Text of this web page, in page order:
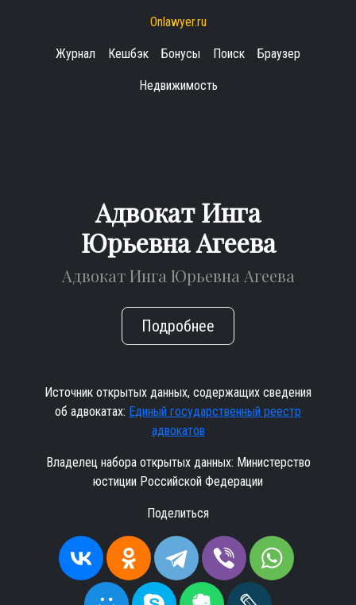
Onlawyer.ru
Журнал Кешбэк Бонусы Поиск Браузер
Недвижимость
Адвокат Инга
Юрьевна Агеева
Адвокат Инга Юрьевна Агеева
Подробнее
Источник открытых данных, содержащих сведения
об адвокатах: Единый государственный реестр
адвокатов
Владелец набора открытых данных: Министерство
юстиции Российской Федерации
Поделиться